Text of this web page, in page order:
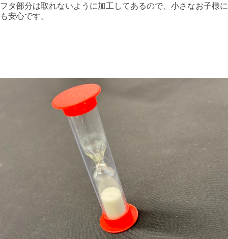
フタ部分は取れないように加工してあるので、小さなお子様に
も安心です。